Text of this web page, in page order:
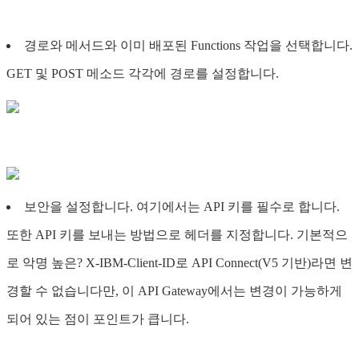
경로와 메서드와 이미 배포된 Functions 작업을 선택합니다.
GET 및 POST 메소드 각각에 경로를 설정합니다.
보안을 설정합니다. 여기에서는 API 키를 필수로 합니다.
또한 API 키를 보내는 방법으로 헤더를 지정합니다. 기본적으
로 악명 높은? X-IBM-Client-ID로 API Connect(V5 기반)라면 변
경할 수 없습니다만, 이 API Gateway에서는 변경이 가능하게
되어 있는 점이 포인트가 큽니다.